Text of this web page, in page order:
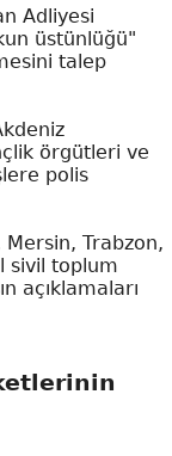
Adliyesi
üstünlüğü"
talep
örgütleri ve
polis
Trabzon,
sivil toplum
açıklamaları